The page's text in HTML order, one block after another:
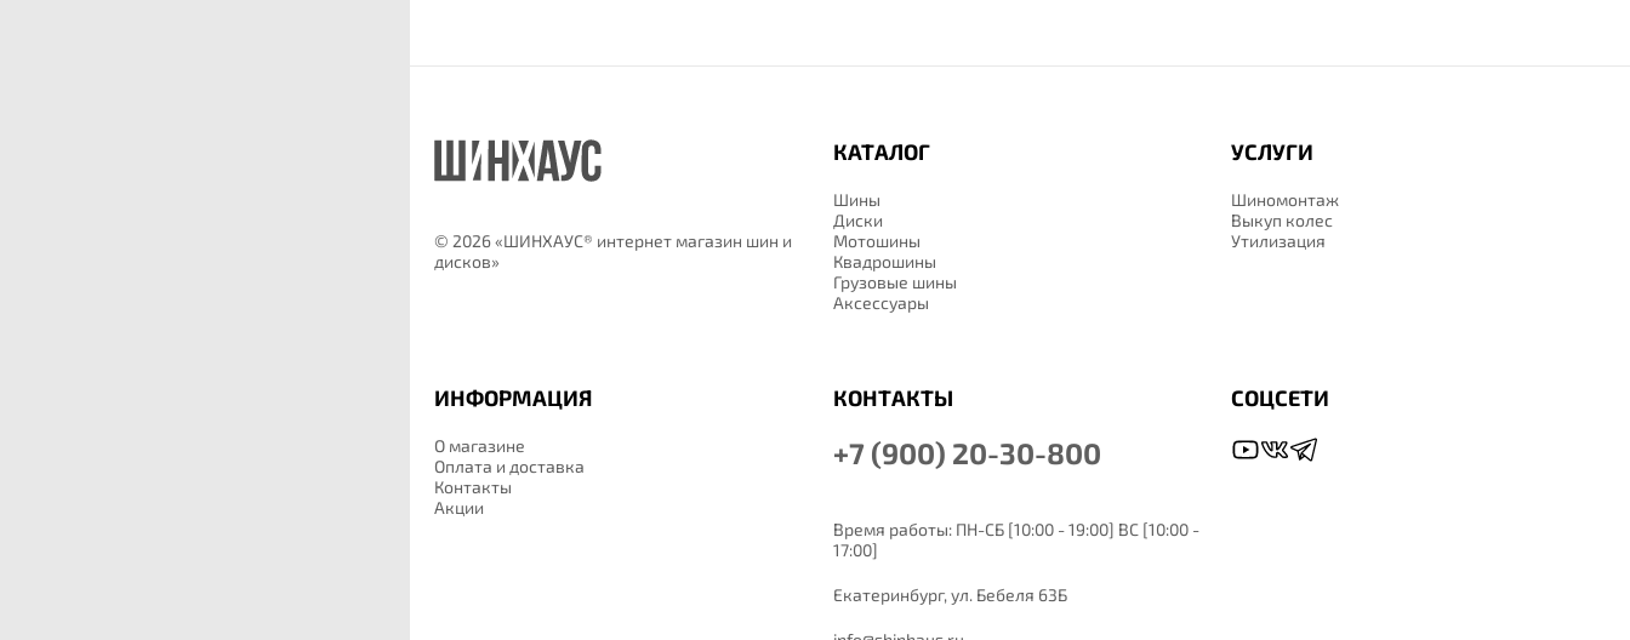
© 2026 «ШИНХАУС® интернет магазин шин и
дисков»
КАТАЛОГ
Шины
Диски
Мотошины
Квадрошины
Грузовые шины
Аксессуары
ИНФОРМАЦИЯ
О магазине
Оплата и доставка
Контакты
Акции
УСЛУГИ
Шиномонтаж
Выкуп колес
Утилизация
КОНТАКТЫ
+7 (900) 20-30-800
Время работы: ПН-СБ [10:00 - 19:00] ВС [10:00 -
17:00]
Екатеринбург, ул. Бебеля 63Б
СОЦСЕТИ